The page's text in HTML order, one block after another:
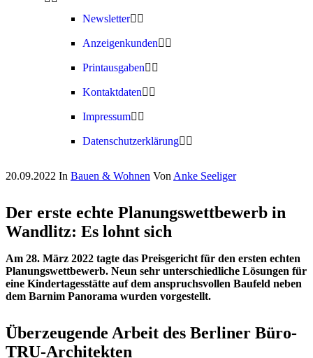
Newsletter
Anzeigenkunden
Printausgaben
Kontaktdaten
Impressum
Datenschutzerklärung
20.09.2022 In Bauen & Wohnen Von Anke Seeliger
Der erste echte Planungswettbewerb in
Wandlitz: Es lohnt sich
Am 28. März 2022 tagte das Preisgericht für den ersten echten
Planungswettbewerb. Neun sehr unterschiedliche Lösungen für
eine Kindertagesstätte auf dem anspruchsvollen Baufeld neben
dem Barnim Panorama wurden vorgestellt.
Überzeugende Arbeit des Berliner Büro-
TRU-Architekten